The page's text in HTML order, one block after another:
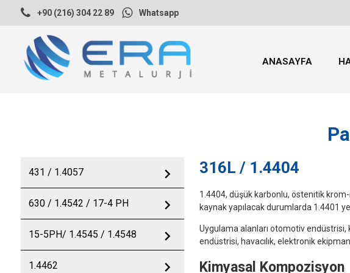
+90 (216) 304 22 89 Whatsapp
ANASAYFA
chevron_right
431 / 1.4057
chevron_right
630 / 1.4542 / 17-4 PH
chevron_right
15-5PH/ 1.4545 / 1.4548
chevron_right
1.4462
316L / 1.4404
1.4404, düşük karbonlu, östenitik krom-
kaynak yapılacak durumlarda 1.4401
Uygulama alanları otomotiv
endüstrisi, havacılık, elektronik
Kimyasal Kompozisyon